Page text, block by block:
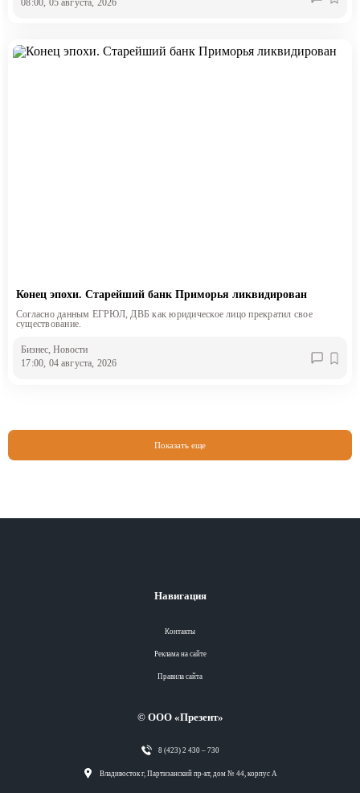
Конец эпохи. Старейший банк Приморья ликвидирован
Согласно данным ЕГРЮЛ, ДВБ как юридическое лицо прекратил свое
существование.
Бизнес, Новости
17:00, 04 августа, 2026
Показать еще
Навигация
Контакты
Реклама на сайте
Правила сайта
© ООО «Презент»
8 (423) 2 430 – 730
Владивосток г, Партизанский пр-кт, дом № 44, корпус А